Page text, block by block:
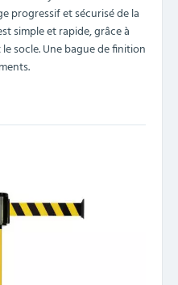
progressif et sécurisé de la
simple et rapide, grâce à
socle. Une bague de finition